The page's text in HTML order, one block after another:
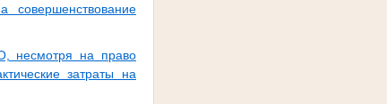
совершенствование
несмотря на право
затраты на